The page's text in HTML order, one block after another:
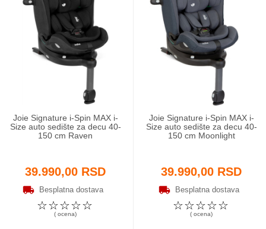
Joie Signature i-Spin MAX i-
Size auto sedište za decu 40-
150 cm Raven
39.990,00 RSD
Besplatna dostava
☆
☆
☆
☆
☆
( ocena)
Joie Signature i-Spin MAX i-
Size auto sedište za decu 40-
150 cm Moonlight
39.990,00 RSD
Besplatna dostava
☆
☆
☆
☆
☆
( ocena)